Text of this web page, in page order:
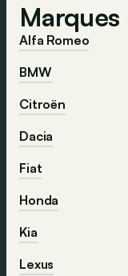
Marques
Alfa Romeo
BMW
Citroën
Dacia
Fiat
Honda
Kia
Lexus